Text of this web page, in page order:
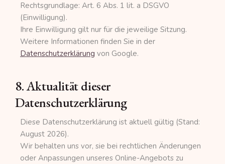
Rechtsgrundlage: Art. 6 Abs. 1 lit. a DSGVO
(Einwilligung).
Ihre Einwilligung gilt nur für die jeweilige Sitzung.
Weitere Informationen finden Sie in der
Datenschutzerklärung von Google.
8. Aktualität dieser
Datenschutzerklärung
Diese Datenschutzerklärung ist aktuell gültig (Stand:
August 2026).
Wir behalten uns vor, sie bei rechtlichen Änderungen
oder Anpassungen unseres Online-Angebots zu